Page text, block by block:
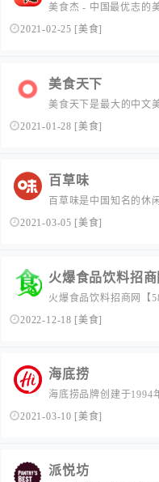
美食杰 - 中国最优志的
网，菜谱网。提供最人
全的美食网,让人们在
2021-02-25 [美食]
美食天下
美食天下是最大的中文
志原创美食菜谱，聚集
2021-01-28 [美食]
百草味
百草味是中国知名的休
上放心健康的食品”为
坚果、果干、肉类等
2021-03-05 [美食]
火爆食品饮料招商
火爆食品饮料招商网【
站，汇集休闲食品、方
品、饮料冲调等招商
2022-12-18 [美食]
海底捞
海底捞品牌创建于1994
股有限公司已经成长为
日，海底捞在全球开设
2021-03-10 [美食]
派悦坊